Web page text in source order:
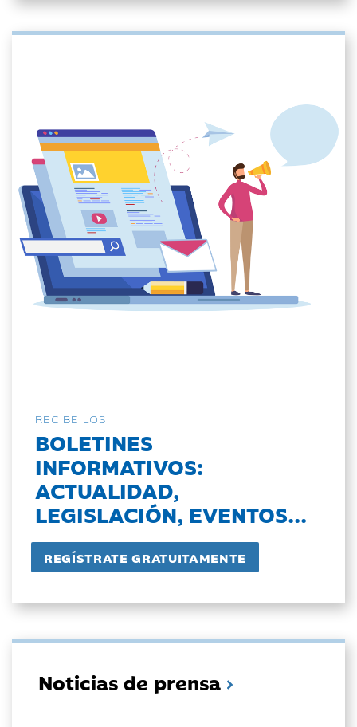
RECIBE LOS
BOLETINES
INFORMATIVOS:
ACTUALIDAD,
LEGISLACIÓN, EVENTOS...
Noticias de prensa